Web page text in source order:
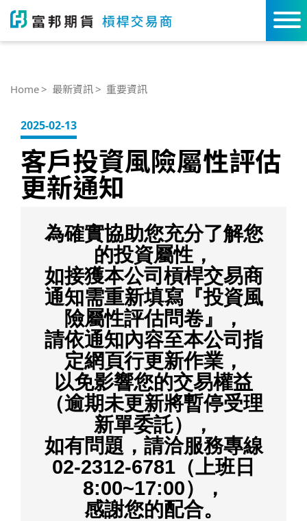
Home 最新資訊 重要資訊
2025-02-13
客戶投資風險屬性評估
更新通知
為確實協助您充分了解您
的投資屬性，
如接獲本公司槓桿交易商
通知需重新填寫『投資風
險屬性評估問卷』，
請依通知內容至本公司指
定網頁行更新作業，
以免影響您的交易權益
（逾期未更新將暫停受理
新單委託），
如有問題，請洽服務專線
02-2312-6781（上班日
8:00~17:00），
感謝您的配合。